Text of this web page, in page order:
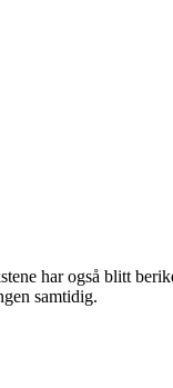
har også blitt
samtidig.